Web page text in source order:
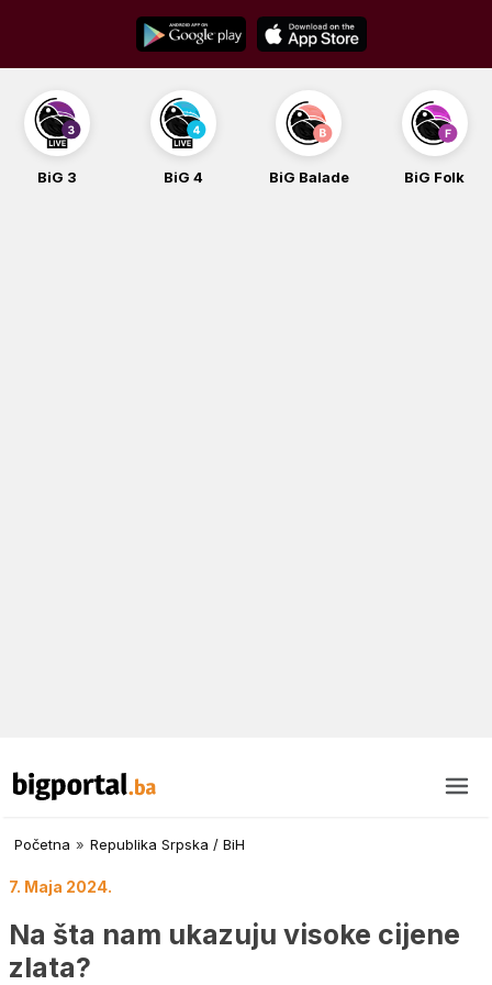
content
BiG 3 BiG 4 BiG Balade BiG Folk
Početna » Republika Srpska / BiH
7. Maja 2024.
Na šta nam ukazuju visoke cijene
zlata?